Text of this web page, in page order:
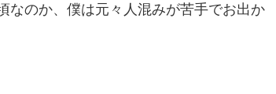
なのか、僕は元々人混みが苦手でお出か